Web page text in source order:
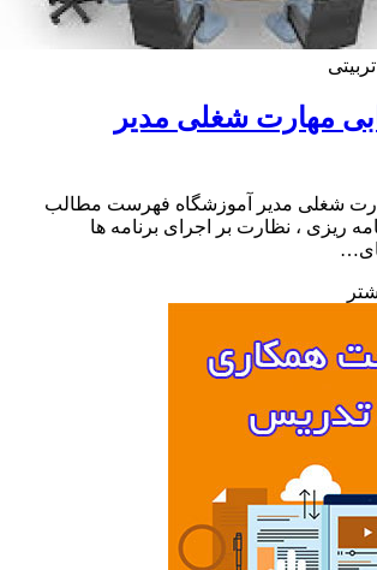
مهارت شغلی مدیر
شغلی مدیر آموزشگاه فهرست مطالب
، نظارت بر اجرای برنامه ها